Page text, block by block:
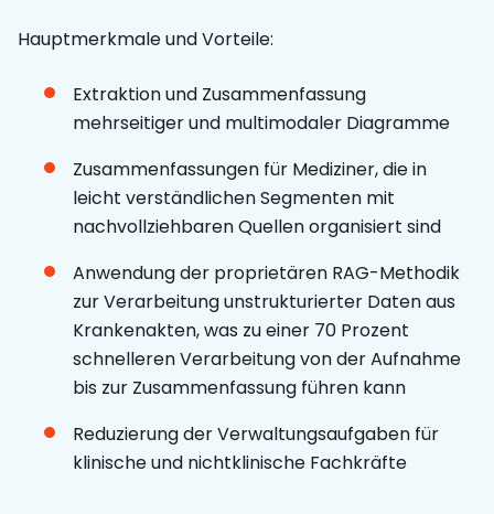
Hauptmerkmale und Vorteile:
Extraktion und Zusammenfassung
mehrseitiger und multimodaler Diagramme
Zusammenfassungen für Mediziner, die in
leicht verständlichen Segmenten mit
nachvollziehbaren Quellen organisiert sind
Anwendung der proprietären RAG-Methodik
zur Verarbeitung unstrukturierter Daten aus
Krankenakten, was zu einer 70 Prozent
schnelleren Verarbeitung von der Aufnahme
bis zur Zusammenfassung führen kann
Reduzierung der Verwaltungsaufgaben für
klinische und nichtklinische Fachkräfte